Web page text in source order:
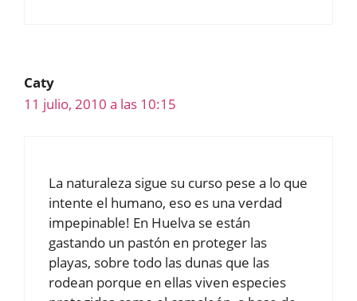
Caty
11 julio, 2010 a las 10:15
La naturaleza sigue su curso pese a lo que
intente el humano, eso es una verdad
impepinable! En Huelva se están
gastando un pastón en proteger las
playas, sobre todo las dunas que las
rodean porque en ellas viven especies